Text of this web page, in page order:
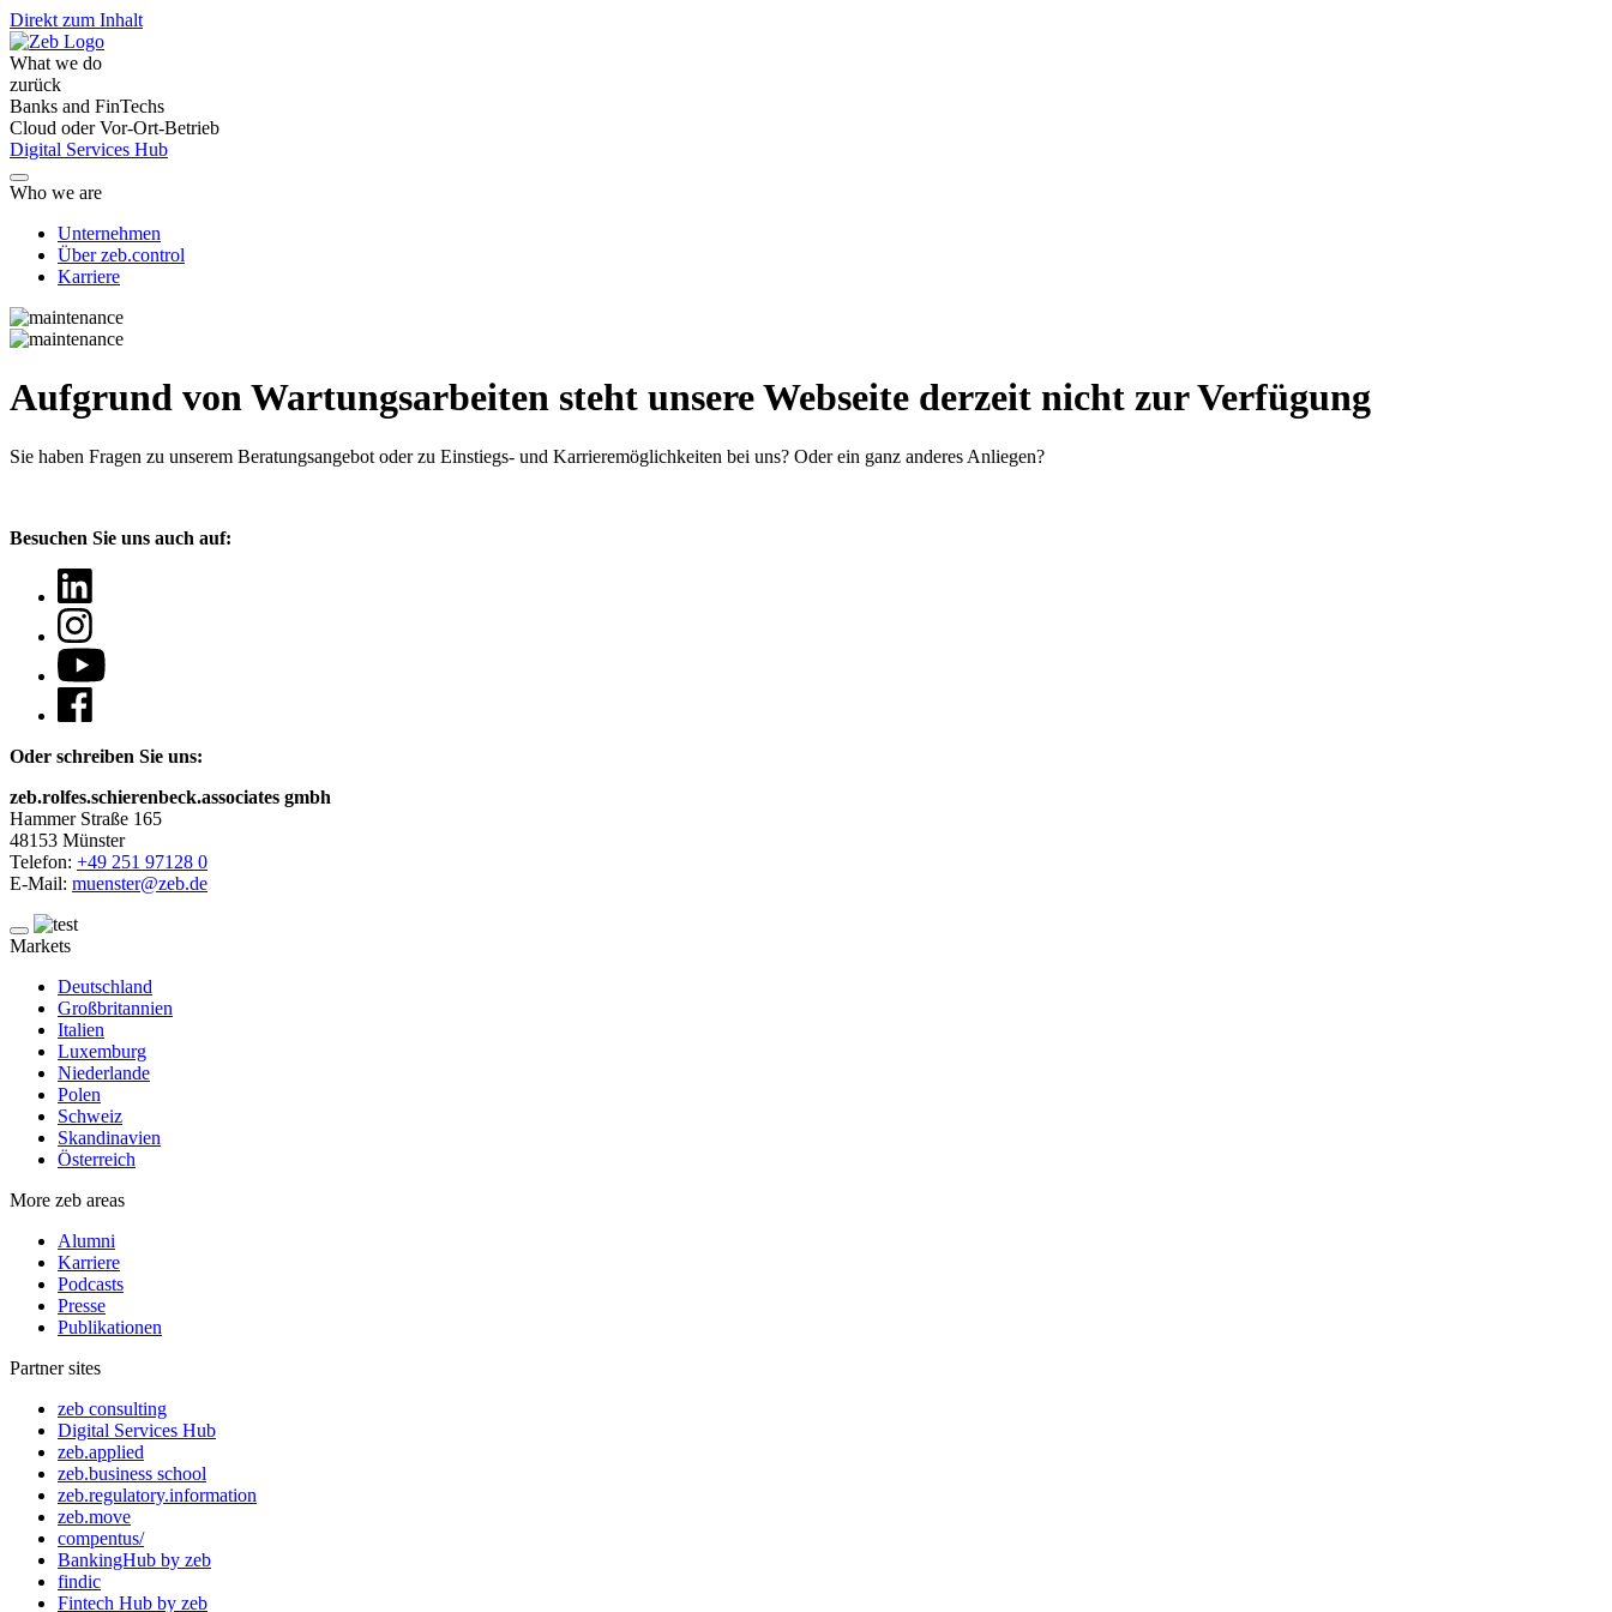
Direkt zum Inhalt
What we do
zurück
Banks and FinTechs
Cloud oder Vor-Ort-Betrieb
Digital Services Hub
Who we are
Unternehmen
Über zeb.control
Karriere
Aufgrund von Wartungsarbeiten steht unsere Webseite derzeit nicht zur Verfügung
Sie haben Fragen zu unserem Beratungsangebot oder zu Einstiegs- und Karrieremöglichkeiten bei uns? Oder ein ganz anderes Anliegen?
Besuchen Sie uns auch auf:
Oder schreiben Sie uns:
zeb.rolfes.schierenbeck.associates gmbh
Hammer Straße 165
48153 Münster
Telefon: +49 251 97128 0
E-Mail: muenster@zeb.de
Markets
Deutschland
Großbritannien
Italien
Luxemburg
Niederlande
Polen
Schweiz
Skandinavien
Österreich
More zeb areas
Alumni
Karriere
Podcasts
Presse
Publikationen
Partner sites
zeb consulting
Digital Services Hub
zeb.applied
zeb.business school
zeb.regulatory.information
zeb.move
compentus/
BankingHub by zeb
findic
Fintech Hub by zeb